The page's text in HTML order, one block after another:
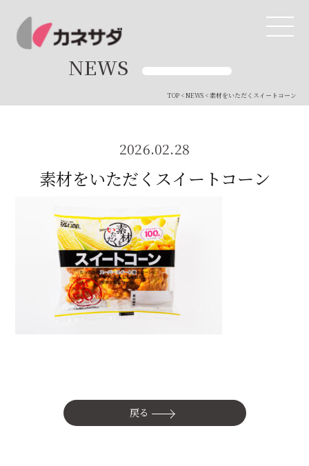
TOP
生産体制
美味しい安心
商品・開発
品質管理
直営店
かね貞の歴史
リニューアル中
NEWS
TOP<NEWS< 素材をいただくスイートコーン
2026.02.28
素材をいただくスイートコーン
戻る